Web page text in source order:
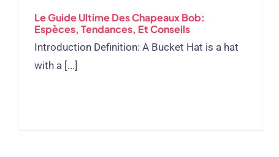
Le Guide Ultime Des Chapeaux Bob:
Espèces, Tendances, Et Conseils
Introduction Definition: A Bucket Hat is a hat
with a [...]